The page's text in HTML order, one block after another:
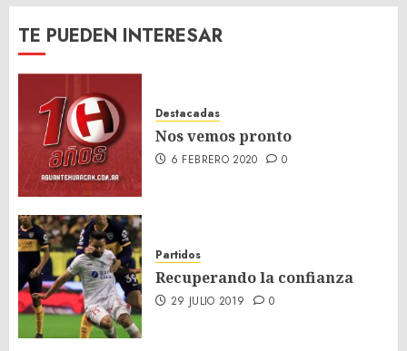
TE PUEDEN INTERESAR
Destacadas
Nos vemos pronto
6 FEBRERO 2020 0
Partidos
Recuperando la confianza
29 JULIO 2019 0